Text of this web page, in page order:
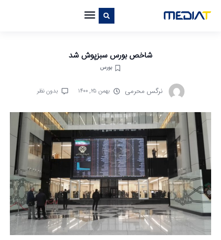
شاخص بورس سبزپوش شد
بورس
نرگس محرمی بهمن ۲۵, ۱۴۰۰ بدون نظر